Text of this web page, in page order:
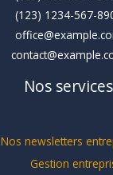
(123) 1234-567-
Nos services
Nos newsletters
Gestion